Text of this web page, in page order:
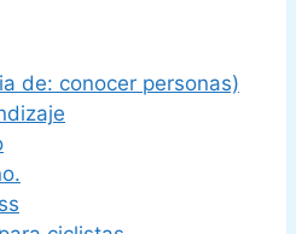
de: conocer personas)